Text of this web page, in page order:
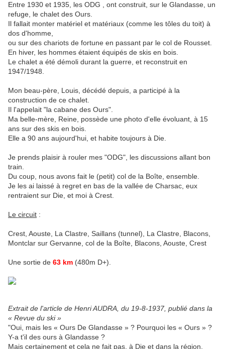
Entre 1930 et 1935, les ODG , ont construit, sur le Glandasse, un
refuge, le chalet des Ours.
Il fallait monter matériel et matériaux (comme les tôles du toit) à
dos d'homme,
ou sur des chariots de fortune en passant par le col de Rousset.
En hiver, les hommes étaient équipés de skis en bois.
Le chalet a été démoli durant la guerre, et reconstruit en
1947/1948.
Mon beau-père, Louis, décédé depuis, a participé à la
construction de ce chalet.
Il l'appelait "la cabane des Ours".
Ma belle-mère, Reine, possède une photo d'elle évoluant, à 15
ans sur des skis en bois.
Elle a 90 ans aujourd'hui, et habite toujours à Die.
Je prends plaisir à rouler mes "ODG", les discussions allant bon
train.
Du coup, nous avons fait le (petit) col de la Boîte, ensemble.
Je les ai laissé à regret en bas de la vallée de Charsac, eux
rentraient sur Die, et moi à Crest.
Le circuit :
Crest, Aouste, La Clastre, Saillans (tunnel), La Clastre, Blacons,
Montclar sur Gervanne, col de la Boîte, Blacons, Aouste, Crest
Une sortie de 63 km (480m D+).
Extrait de l'article de Henri AUDRA, du 19-8-1937, publié dans la
« Revue du ski »
"Oui, mais les « Ours De Glandasse » ? Pourquoi les « Ours » ?
Y-a t'il des ours à Glandasse ?
Mais certainement et cela ne fait pas, à Die et dans la région,